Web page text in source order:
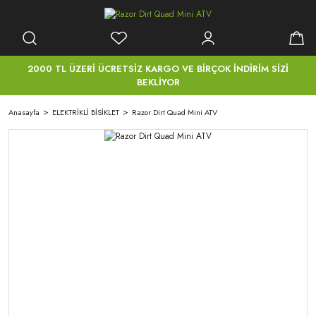
2000 TL ÜZERİ ÜCRETSİZ KARGO VE BİRÇOK İNDİRİM SİZİ
BEKLİYOR
Anasayfa ELEKTRİKLİ BİSİKLET Razor Dirt Quad Mini ATV